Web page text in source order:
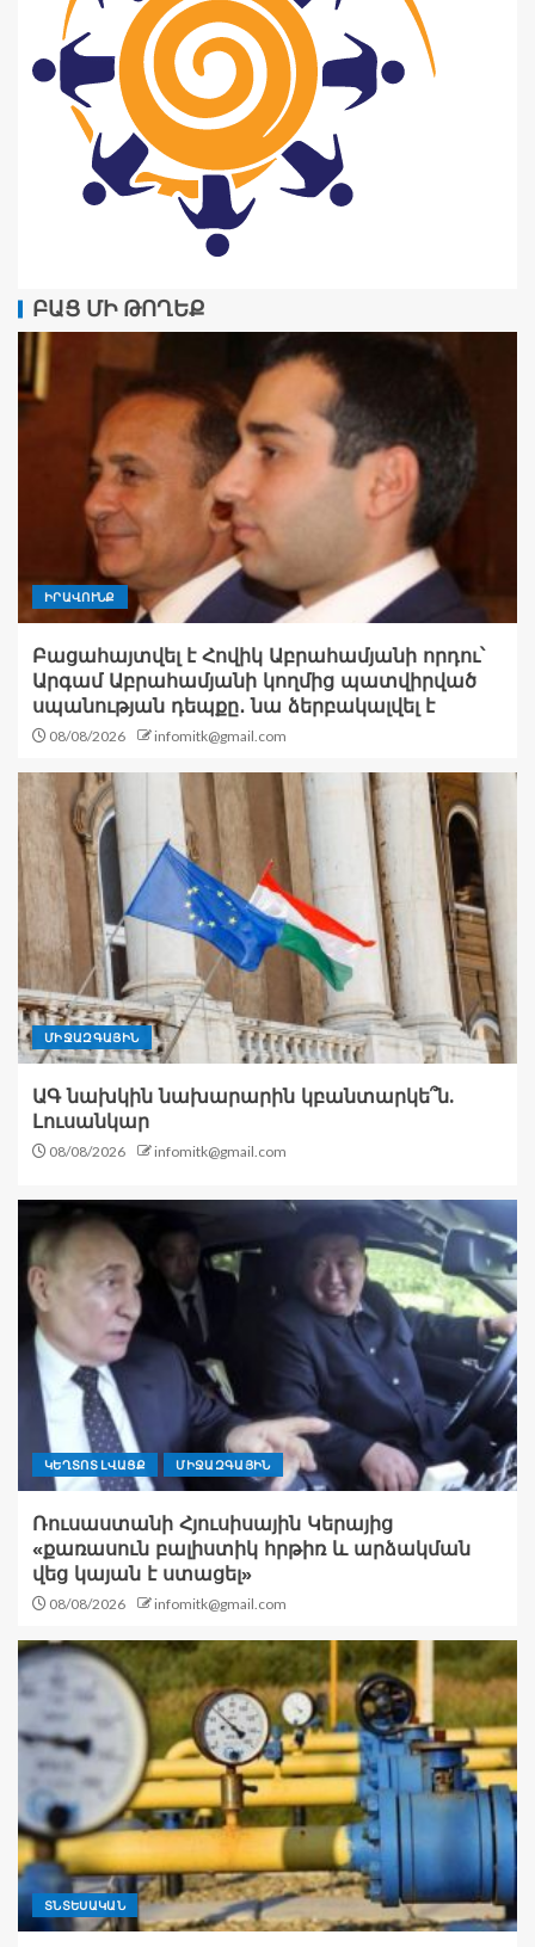
ԲԱՑ ՄԻ ԹՈՂԵՔ
ԻՐԱՎՈՒՆՔ
Բացահայտվել է Հովիկ Աբրահամյանի որդու՝
Արգամ Աբրահամյանի կողմից պատվիրված
սպանության դեպքը․ նա ձերբակալվել է
08/08/2026 infomitk@gmail.com
ՄԻՋԱԶԳԱՅԻՆ
ԱԳ նախկին նախարարին կբանտարկե՞ն.
Լուսանկար
08/08/2026 infomitk@gmail.com
ԿԵՂՏՈՏ ԼՎԱՑՔ ՄԻՋԱԶԳԱՅԻՆ
Ռուսաստանի Հյուսիսային Կերայից
«քառասուն բալիստիկ հրթիռ և արձակման
վեց կայան է ստացել»
08/08/2026 infomitk@gmail.com
ՏՆՏԵՍԱԿԱՆ